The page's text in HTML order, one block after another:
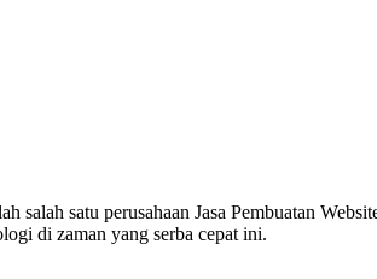
salah satu perusahaan Jasa Pembuatan
di zaman yang serba cepat ini.